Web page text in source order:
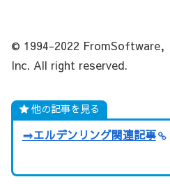
© 1994-2022 FromSoftware,
Inc. All right reserved.
他の記事を見る
⇒エルデンリング関連記事